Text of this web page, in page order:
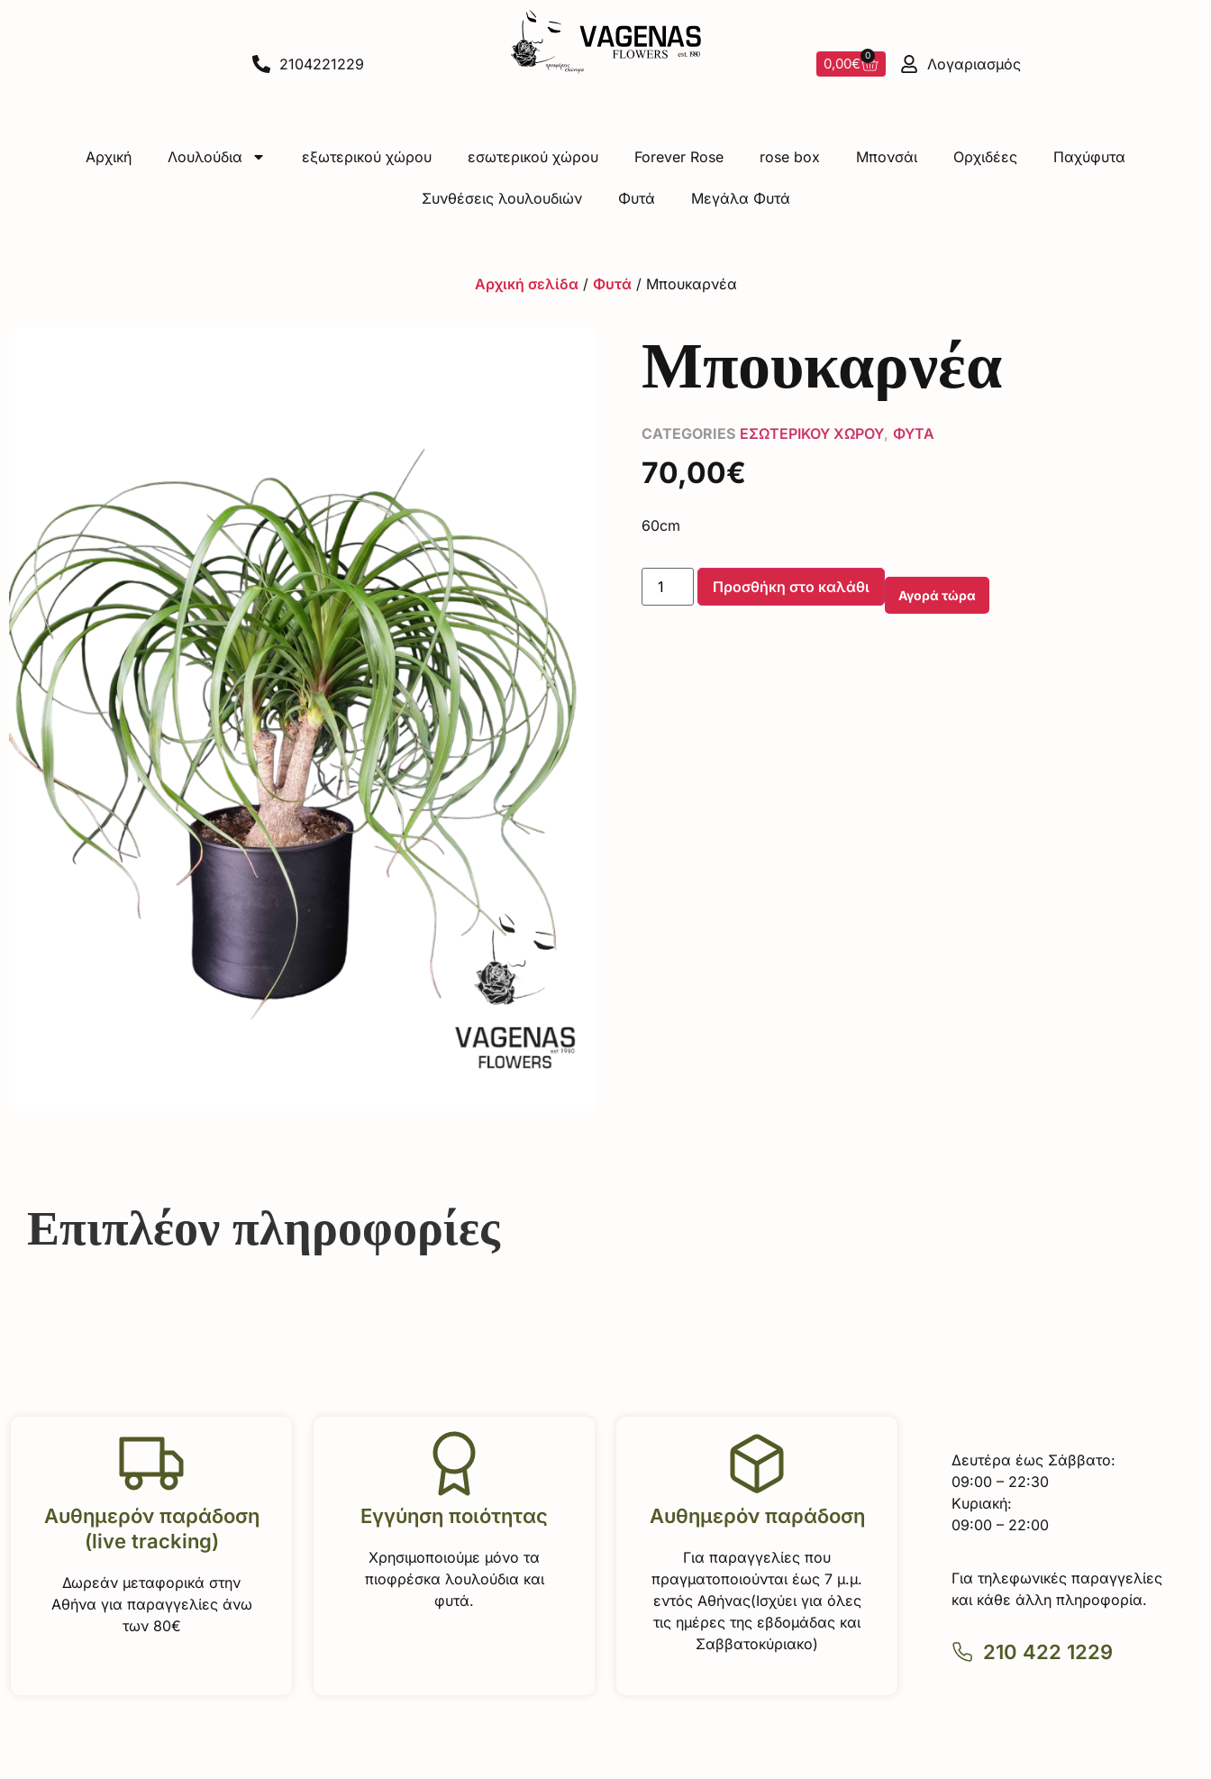
2104221229 0,00€
0 Λογαριασμός
Αρχική Λουλούδια εξωτερικού χώρου εσωτερικού χώρου Forever Rose rose box Μπονσάι Ορχιδέες Παχύφυτα
Συνθέσεις λουλουδιών Φυτά Μεγάλα Φυτά
Αρχική σελίδα/ Φυτά/ Μπουκαρνέα
Μπουκαρνέα
CATEGORIES ΕΣΩΤΕΡΙΚΟΥ ΧΩΡΟΥ, ΦΥΤΑ
70,00€
60cm
Προσθήκη στο καλάθι Αγορά τώρα
Επιπλέον πληροφορίες
Αυθημερόν παράδοση
(live tracking)
Δωρεάν μεταφορικά στην
Αθήνα για παραγγελίες άνω
των 80€
Εγγύηση ποιότητας
Χρησιμοποιούμε μόνο τα
πιοφρέσκα λουλούδια και
φυτά.
Αυθημερόν παράδοση
Για παραγγελίες που
πραγματοποιούνται έως 7 μ.μ.
εντός Αθήνας(Ισχύει για όλες
τις ημέρες της εβδομάδας και
Σαββατοκύριακο)
Δευτέρα έως Σάββατο:
09:00 – 22:30
Κυριακή:
09:00 – 22:00
Για τηλεφωνικές παραγγελίες
και κάθε άλλη πληροφορία.
210 422 1229